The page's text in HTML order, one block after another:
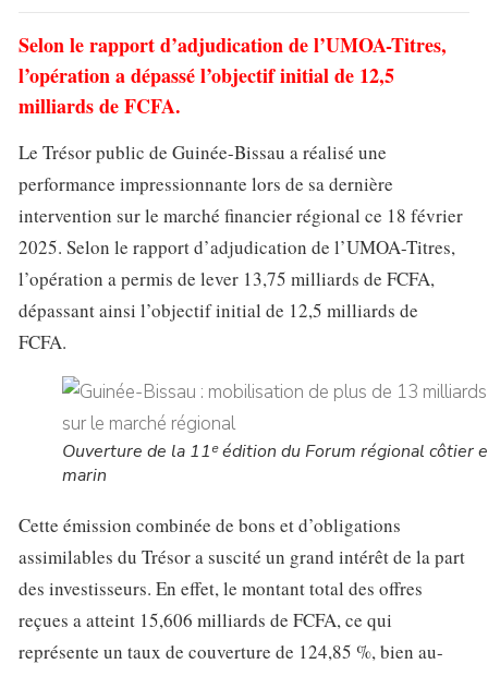
Selon le rapport d’adjudication de l’UMOA-Titres,
l’opération a dépassé l’objectif initial de 12,5
milliards de FCFA.
Le Trésor public de Guinée-Bissau a réalisé une
performance impressionnante lors de sa dernière
intervention sur le marché financier régional ce 18 février
2025. Selon le rapport d’adjudication de l’UMOA-Titres,
l’opération a permis de lever 13,75 milliards de FCFA,
dépassant ainsi l’objectif initial de 12,5 milliards de
FCFA.
Ouverture de la 11ᵉ édition du Forum régional côtier
marin
Cette émission combinée de bons et d’obligations
assimilables du Trésor a suscité un grand intérêt de la part
des investisseurs. En effet, le montant total des offres
reçues a atteint 15,606 milliards de FCFA, ce qui
représente un taux de couverture de 124,85 %, bien au-